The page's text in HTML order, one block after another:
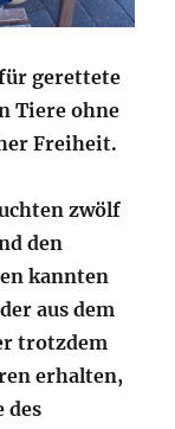
gerettete
Tiere ohne
Freiheit.
zwölf
den
kannten
aus dem
trotzdem
erhalten,
des